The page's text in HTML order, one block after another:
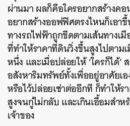
ผ่านมา ผลก็คือใครอยากสร้างคอ
อยากสร้างออฟฟิศตรงไหนก็เอา
ทางรถไฟฟ้าถูกขีดตามเส้นทางเ
ที่ทำให้ราคาที่ดินวิ่งขึ้นสูงไปตา
หนึ่ง และเมื่อปล่อยให้‘ใครก็ได้’
อสังหาริมทรัพย์ทั้งเพื่ออยู่อาศัยเอ
หรือไว้ปล่อยเช่าต่ออีกที ก็ทำให้
สูงจนกู่ไม่กลับ และเกินเอื้อมสำ
เจ้าของ